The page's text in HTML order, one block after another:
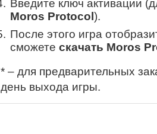
Введите ключ активации
Moros Protocol ).
После этого игра
сможете скачать Moros
* – для предварительных
день выхода игры.